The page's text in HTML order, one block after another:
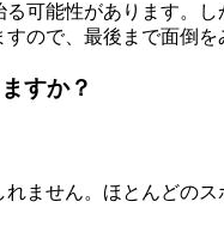
可能性があります。
ので、最後まで面倒
すか？
ません。ほとんどの